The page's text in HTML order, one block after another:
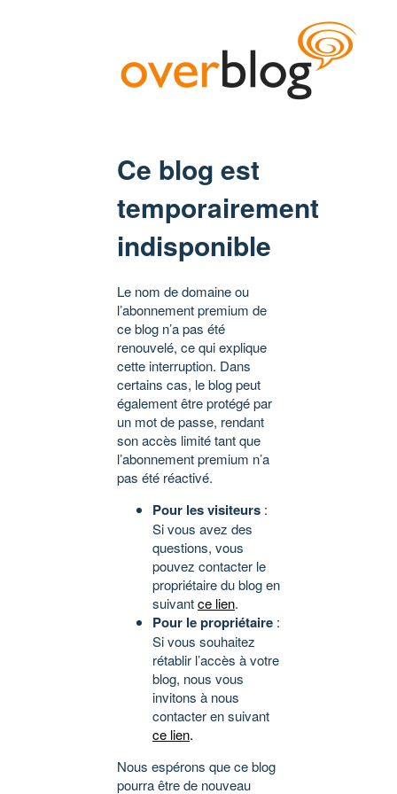
Ce blog est
temporairement
indisponible
Le nom de domaine ou
l’abonnement premium de
ce blog n’a pas été
renouvelé, ce qui explique
cette interruption. Dans
certains cas, le blog peut
également être protégé par
un mot de passe, rendant
son accès limité tant que
l’abonnement premium n’a
pas été réactivé.
Pour les visiteurs :
Si vous avez des
questions, vous
pouvez contacter le
propriétaire du blog en
suivantce lien.
Pour le propriétaire :
Si vous souhaitez
rétablir l’accès à votre
blog, nous vous
invitons à nous
contacter en suivant
ce lien.
Nous espérons que ce blog
pourra être de nouveau